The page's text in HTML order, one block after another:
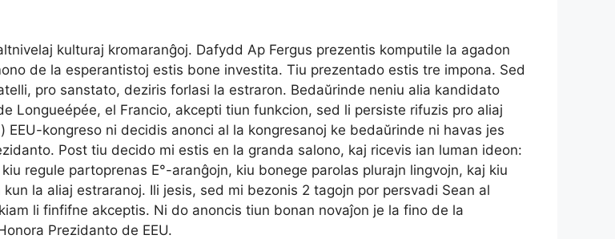
kulturaj kromaranĝoj. Dafydd Ap Fergus prezentis komputile la agadon
de la esperantistoj estis bone investita. Tiu prezentado estis tre impona. Sed
pro sanstato, deziris forlasi la estraron. Bedaŭrinde neniu alia kandidato
Longueépée, el Francio, akcepti tiun funkcion, sed li persiste rifuzis pro aliaj
kongreso ni decidis anonci al la kongresanoj ke bedaŭrinde ni havas jes
Post tiu decido mi estis en la granda salono, kaj ricevis ian luman ideon:
regule partoprenas E°-aranĝojn, kiu bonege parolas plurajn lingvojn, kaj kiu
la aliaj estraranoj. Ili jesis, sed mi bezonis 2 tagojn por persvadi Sean al
li finfifne akceptis. Ni do anoncis tiun bonan novaĵon je la fino de la
Prezidanto de EEU.